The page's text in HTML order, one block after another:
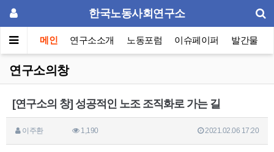
한국노동사회연구소
메인 연구소소개 노동포럼 이슈페이퍼 발간물
연구소의창
[연구소의 창] 성공적인 노조 조직화로 가는 길
이주환 1,190 2021.02.06 17:20